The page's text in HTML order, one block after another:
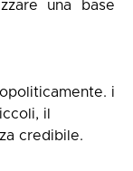
una base
i
il
credibile.